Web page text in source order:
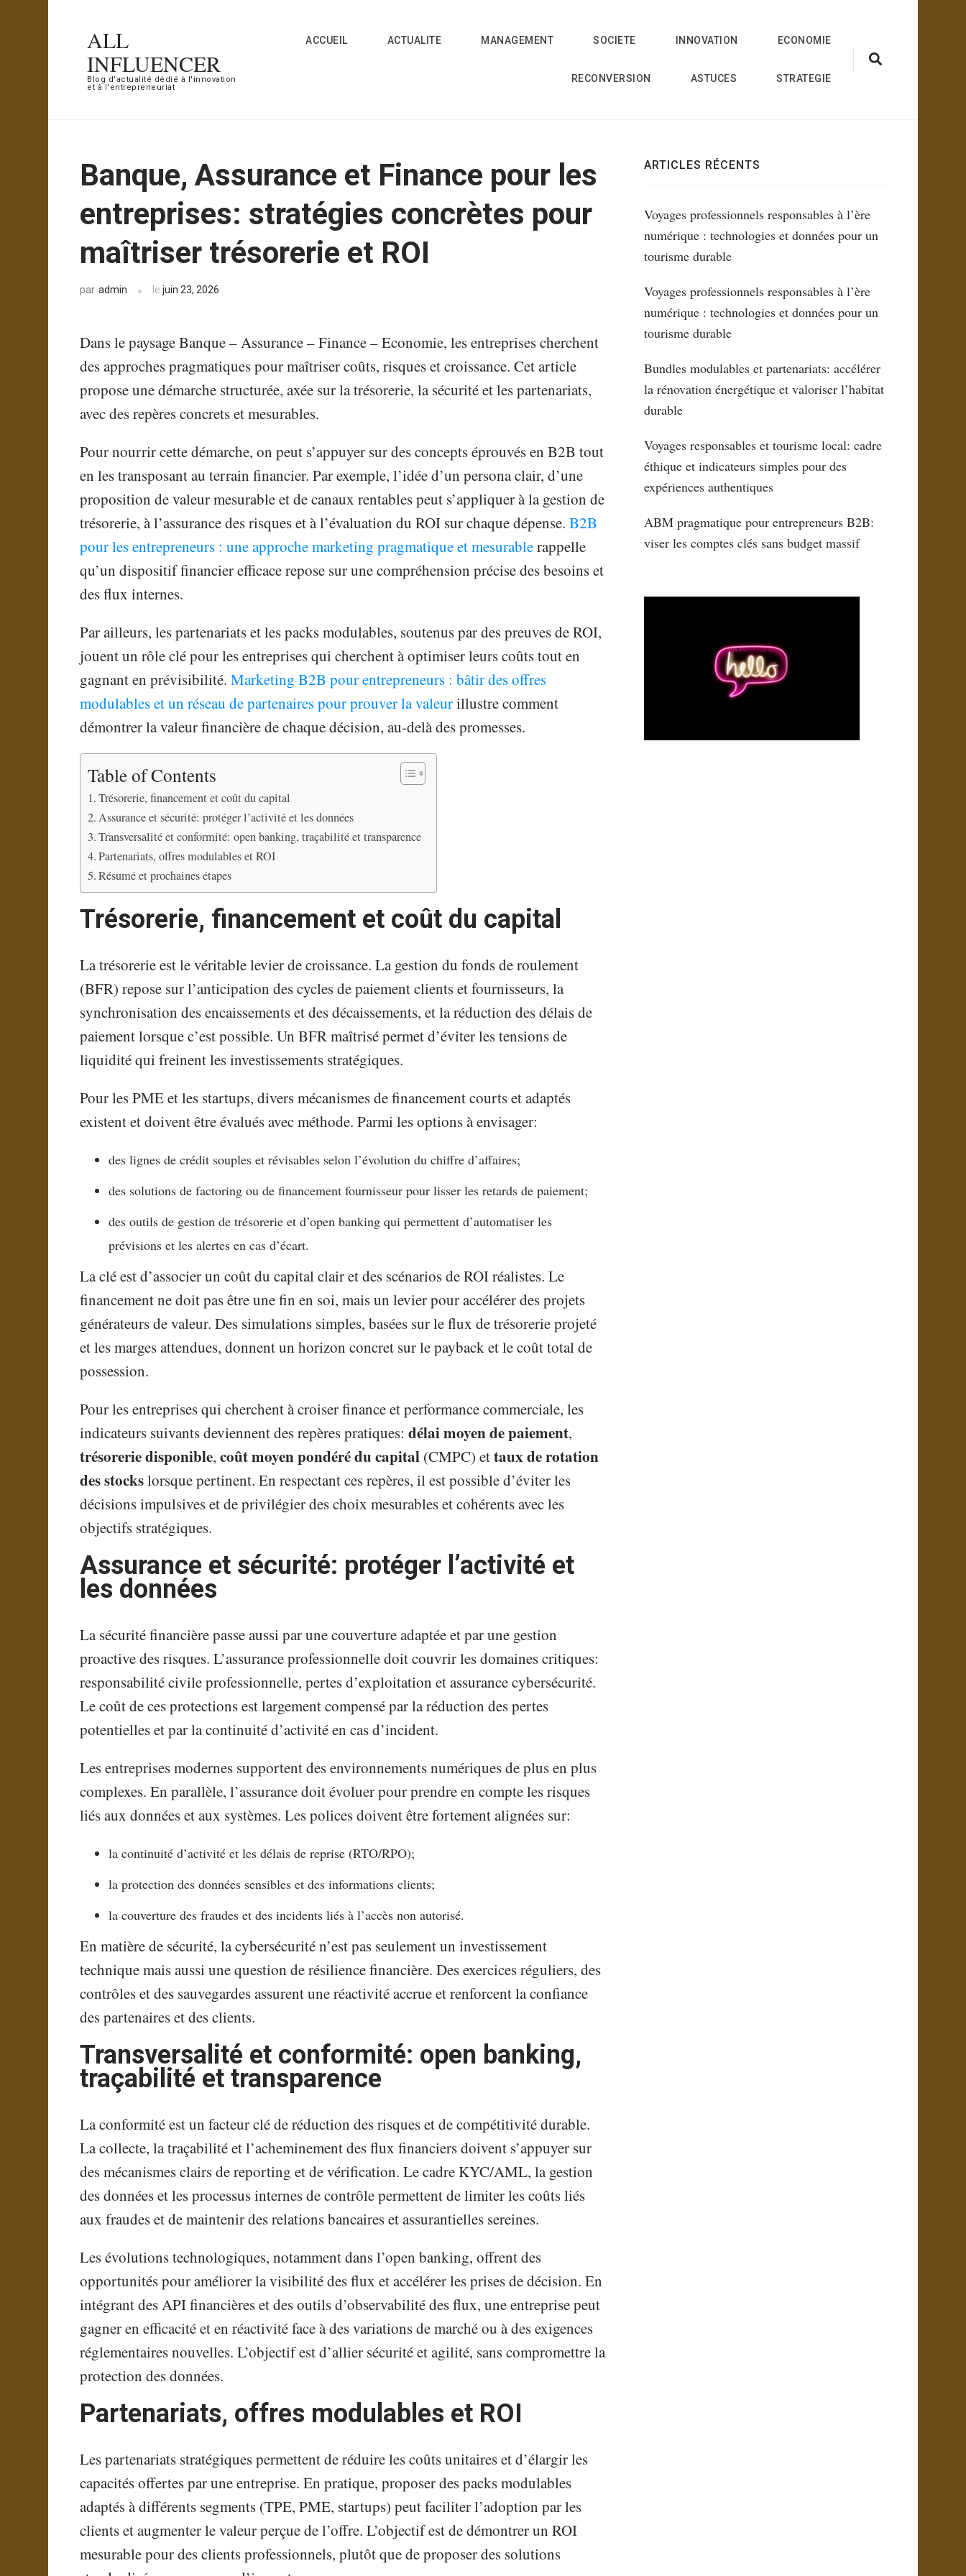
contenu
(Pressez
ALL
INFLUENCER
Blog d'actualité dédié à l'innovation
et à l'entrepreneuriat
ACCUEIL ACTUALITE MANAGEMENT SOCIETE INNOVATION ECONOMIE
RECONVERSION ASTUCES STRATEGIE
Banque, Assurance et Finance pour les
entreprises: stratégies concrètes pour
maîtriser trésorerie et ROI
par admin lejuin 23, 2026
Dans le paysage Banque – Assurance – Finance – Economie, les entreprises cherchent
des approches pragmatiques pour maîtriser coûts, risques et croissance. Cet article
propose une démarche structurée, axée sur la trésorerie, la sécurité et les partenariats,
avec des repères concrets et mesurables.
Pour nourrir cette démarche, on peut s’appuyer sur des concepts éprouvés en B2B tout
en les transposant au terrain financier. Par exemple, l’idée d’un persona clair, d’une
proposition de valeur mesurable et de canaux rentables peut s’appliquer à la gestion de
trésorerie, à l’assurance des risques et à l’évaluation du ROI sur chaque dépense.B2B
pour les entrepreneurs : une approche marketing pragmatique et mesurablerappelle
qu’un dispositif financier efficace repose sur une compréhension précise des besoins et
des flux internes.
Par ailleurs, les partenariats et les packs modulables, soutenus par des preuves de ROI,
jouent un rôle clé pour les entreprises qui cherchent à optimiser leurs coûts tout en
gagnant en prévisibilité.Marketing B2B pour entrepreneurs : bâtir des offres
modulables et un réseau de partenaires pour prouver la valeurillustre comment
démontrer la valeur financière de chaque décision, au-delà des promesses.
Table of Contents
Trésorerie, financement et coût du capital
Assurance et sécurité: protéger l’activité et les données
Transversalité et conformité: open banking, traçabilité et transparence
Partenariats, offres modulables et ROI
Résumé et prochaines étapes
Trésorerie, financement et coût du capital
La trésorerie est le véritable levier de croissance. La gestion du fonds de roulement
(BFR) repose sur l’anticipation des cycles de paiement clients et fournisseurs, la
synchronisation des encaissements et des décaissements, et la réduction des délais de
paiement lorsque c’est possible. Un BFR maîtrisé permet d’éviter les tensions de
liquidité qui freinent les investissements stratégiques.
Pour les PME et les startups, divers mécanismes de financement courts et adaptés
existent et doivent être évalués avec méthode. Parmi les options à envisager:
des lignes de crédit souples et révisables selon l’évolution du chiffre d’affaires;
des solutions de factoring ou de financement fournisseur pour lisser les retards de paiement;
des outils de gestion de trésorerie et d’open banking qui permettent d’automatiser les
prévisions et les alertes en cas d’écart.
La clé est d’associer un coût du capital clair et des scénarios de ROI réalistes. Le
financement ne doit pas être une fin en soi, mais un levier pour accélérer des projets
générateurs de valeur. Des simulations simples, basées sur le flux de trésorerie projeté
et les marges attendues, donnent un horizon concret sur le payback et le coût total de
possession.
Pour les entreprises qui cherchent à croiser finance et performance commerciale, les
indicateurs suivants deviennent des repères pratiques:délai moyen de paiement,
trésorerie disponible,coût moyen pondéré du capital (CMPC) ettaux de rotation
des stockslorsque pertinent. En respectant ces repères, il est possible d’éviter les
décisions impulsives et de privilégier des choix mesurables et cohérents avec les
objectifs stratégiques.
Assurance et sécurité: protéger l’activité et
les données
La sécurité financière passe aussi par une couverture adaptée et par une gestion
proactive des risques. L’assurance professionnelle doit couvrir les domaines critiques:
responsabilité civile professionnelle, pertes d’exploitation et assurance cybersécurité.
Le coût de ces protections est largement compensé par la réduction des pertes
potentielles et par la continuité d’activité en cas d’incident.
Les entreprises modernes supportent des environnements numériques de plus en plus
complexes. En parallèle, l’assurance doit évoluer pour prendre en compte les risques
liés aux données et aux systèmes. Les polices doivent être fortement alignées sur:
la continuité d’activité et les délais de reprise (RTO/RPO);
la protection des données sensibles et des informations clients;
la couverture des fraudes et des incidents liés à l’accès non autorisé.
En matière de sécurité, la cybersécurité n’est pas seulement un investissement
technique mais aussi une question de résilience financière. Des exercices réguliers, des
contrôles et des sauvegardes assurent une réactivité accrue et renforcent la confiance
des partenaires et des clients.
Transversalité et conformité: open banking,
traçabilité et transparence
La conformité est un facteur clé de réduction des risques et de compétitivité durable.
La collecte, la traçabilité et l’acheminement des flux financiers doivent s’appuyer sur
des mécanismes clairs de reporting et de vérification. Le cadre KYC/AML, la gestion
des données et les processus internes de contrôle permettent de limiter les coûts liés
aux fraudes et de maintenir des relations bancaires et assurantielles sereines.
Les évolutions technologiques, notamment dans l’open banking, offrent des
opportunités pour améliorer la visibilité des flux et accélérer les prises de décision. En
intégrant des API financières et des outils d’observabilité des flux, une entreprise peut
gagner en efficacité et en réactivité face à des variations de marché ou à des exigences
réglementaires nouvelles. L’objectif est d’allier sécurité et agilité, sans compromettre la
protection des données.
Partenariats, offres modulables et ROI
Les partenariats stratégiques permettent de réduire les coûts unitaires et d’élargir les
capacités offertes par une entreprise. En pratique, proposer des packs modulables
adaptés à différents segments (TPE, PME, startups) peut faciliter l’adoption par les
clients et augmenter le valeur perçue de l’offre. L’objectif est de démontrer un ROI
mesurable pour des clients professionnels, plutôt que de proposer des solutions
ARTICLES RÉCENTS
Voyages professionnels responsables à l’ère
numérique : technologies et données pour un
tourisme durable
Voyages professionnels responsables à l’ère
numérique : technologies et données pour un
tourisme durable
Bundles modulables et partenariats: accélérer
la rénovation énergétique et valoriser l’habitat
durable
Voyages responsables et tourisme local: cadre
éthique et indicateurs simples pour des
expériences authentiques
ABM pragmatique pour entrepreneurs B2B:
viser les comptes clés sans budget massif